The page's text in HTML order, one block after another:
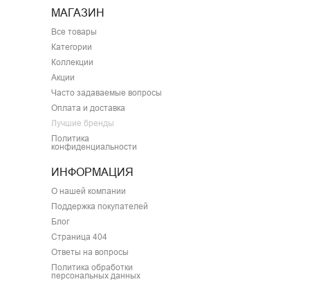
МАГАЗИН
ИНФОРМАЦИЯ
Все товары
Категории
Коллекции
Акции
Часто задаваемые вопросы
Оплата и доставка
Лучшие бренды
Политика
конфиденциальности
О нашей компании
Поддержка покупателей
Блог
Страница 404
Ответы на вопросы
Политика обработки
персональных данных